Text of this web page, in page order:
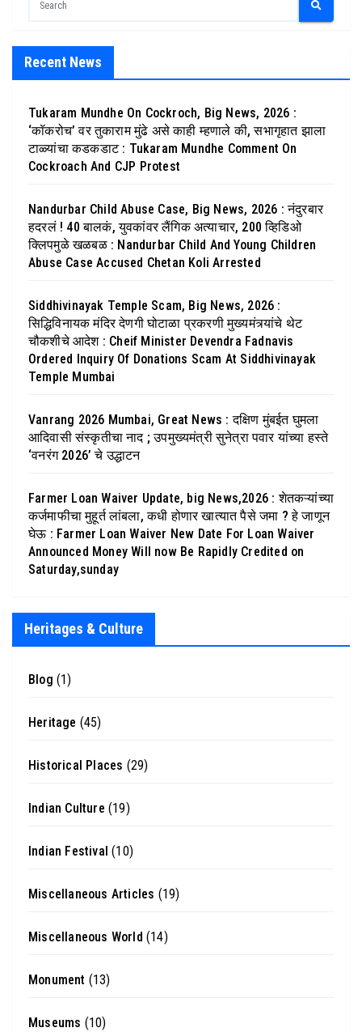
Recent News
Tukaram Mundhe On Cockroch, Big News, 2026 :
‘कॉकरोच’ वर तुकाराम मुंढे असे काही म्हणाले की, सभागृहात झाला
टाळ्यांचा कडकडाट : Tukaram Mundhe Comment On
Cockroach And CJP Protest
Nandurbar Child Abuse Case, Big News, 2026 : नंदुरबार
हदरलं ! 40 बालकं, युवकांवर लैंगिक अत्याचार, 200 व्हिडिओ
क्लिपमुळे खळबळ : Nandurbar Child And Young Children
Abuse Case Accused Chetan Koli Arrested
Siddhivinayak Temple Scam, Big News, 2026 :
सिद्धिविनायक मंदिर देणगी घोटाळा प्रकरणी मुख्यमंत्र्यांचे थेट
चौकशीचे आदेश : Cheif Minister Devendra Fadnavis
Ordered Inquiry Of Donations Scam At Siddhivinayak
Temple Mumbai
Vanrang 2026 Mumbai, Great News : दक्षिण मुंबईत घुमला
आदिवासी संस्कृतीचा नाद ; उपमुख्यमंत्री सुनेत्रा पवार यांच्या हस्ते
‘वनरंग 2026’ चे उद्धाटन
Farmer Loan Waiver Update, big News,2026 : शेतकऱ्यांच्या
कर्जमाफीचा मुहूर्त लांबला, कधी होणार खात्यात पैसे जमा ? हे जाणून
घेऊ : Farmer Loan Waiver New Date For Loan Waiver
Announced Money Will now Be Rapidly Credited on
Saturday,sunday
Heritages & Culture
Blog (1)
Heritage (45)
Historical Places (29)
Indian Culture (19)
Indian Festival (10)
Miscellaneous Articles (19)
Miscellaneous World (14)
Monument (13)
Museums (10)